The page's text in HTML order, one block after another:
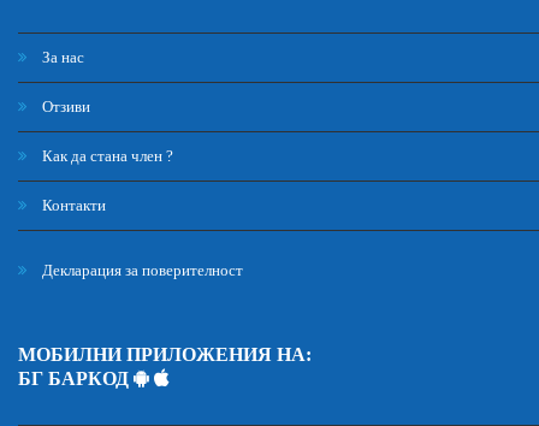
За нас
Отзиви
Как да стана член ?
Контакти
Декларация за поверителност
МОБИЛНИ ПРИЛОЖЕНИЯ НА:
БГ БАРКОД